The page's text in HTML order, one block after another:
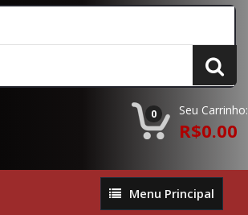
0 Seu Carrinho:
R$0.00
Menu
Principal
Menu Principal